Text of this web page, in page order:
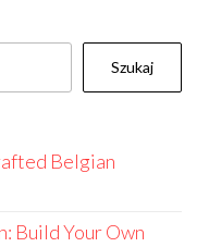
Szukaj
Belgian
Build Your Own